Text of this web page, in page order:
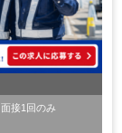
面接1回のみ